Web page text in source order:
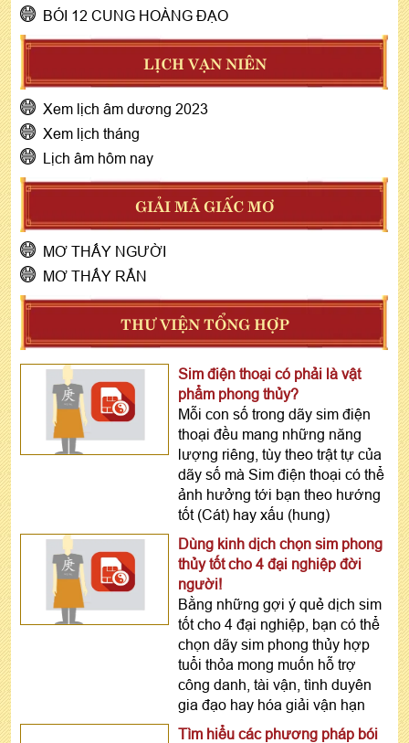
BÓI 12 CUNG HOÀNG ĐẠO
LỊCH VẠN NIÊN
Xem lịch âm dương 2023
Xem lịch tháng
Lịch âm hôm nay
GIẢI MÃ GIẤC MƠ
MƠ THẤY NGƯỜI
MƠ THẤY RẮN
THƯ VIỆN TỔNG HỢP
Sim điện thoại có phải là vật
phẩm phong thủy?
Mỗi con số trong dãy sim điện
thoại đều mang những năng
lượng riêng, tùy theo trật tự của
dãy số mà Sim điện thoại có thể
ảnh hưởng tới bạn theo hướng
tốt (Cát) hay xấu (hung)
Dùng kinh dịch chọn sim phong
thủy tốt cho 4 đại nghiệp đời
người!
Bằng những gợi ý quẻ dịch sim
tốt cho 4 đại nghiệp, bạn có thể
chọn dãy sim phong thủy hợp
tuổi thỏa mong muốn hỗ trợ
công danh, tài vận, tình duyên
gia đạo hay hóa giải vận hạn
Tìm hiểu các phương pháp bói